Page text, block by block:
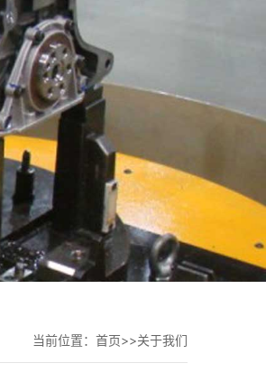
当前位置： 首页>>关于我们